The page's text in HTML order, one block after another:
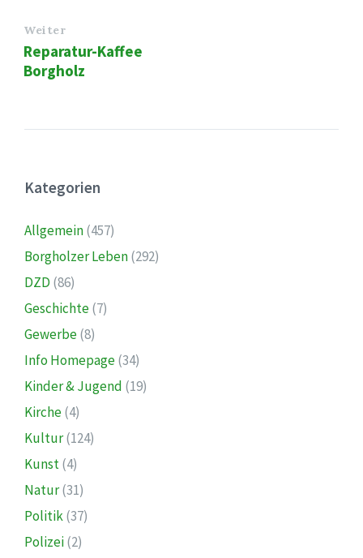
Weiter
Reparatur-Kaffee
Borgholz
Kategorien
Allgemein(457)
Borgholzer Leben(292)
DZD (86)
Geschichte(7)
Gewerbe(8)
Info Homepage(34)
Kinder & Jugend (19)
Kirche(4)
Kultur(124)
Kunst(4)
Natur(31)
Politik(37)
Polizei(2)